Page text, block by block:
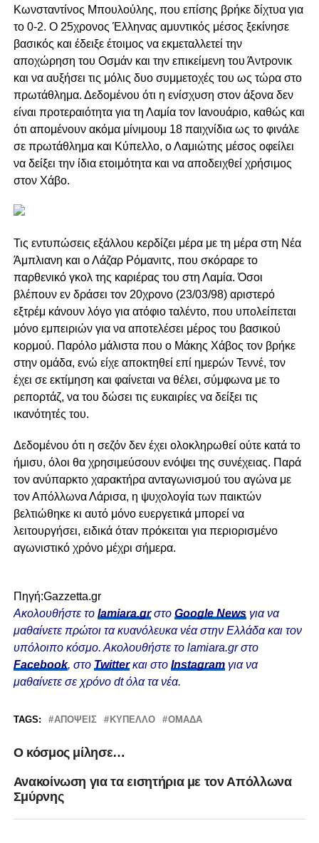
Κωνσταντίνος Μπουλούλης, που επίσης βρήκε δίχτυα για
το 0-2. Ο 25χρονος Έλληνας αμυντικός μέσος ξεκίνησε
βασικός και έδειξε έτοιμος να εκμεταλλετεί την
αποχώρηση του Οσμάν και την επικείμενη του Άντρονικ
και να αυξήσει τις μόλις δυο συμμετοχές του ως τώρα στο
πρωτάθλημα. Δεδομένου ότι η ενίσχυση στον άξονα δεν
είναι προτεραιότητα για τη Λαμία τον Ιανουάριο, καθώς και
ότι απομένουν ακόμα μίνιμουμ 18 παιχνίδια ως το φινάλε
σε πρωτάθλημα και Κύπελλο, ο Λαμιώτης μέσος οφείλει
να δείξει την ίδια ετοιμότητα και να αποδειχθεί χρήσιμος
στον Χάβο.
Τις εντυπώσεις εξάλλου κερδίζει μέρα με τη μέρα στη Νέα
Άμπλιανη και ο Λάζαρ Ρόμανιτς, που σκόραρε το
παρθενικό γκολ της καριέρας του στη Λαμία. Όσοι
βλέπουν εν δράσει τον 20χρονο (23/03/98) αριστερό
εξτρέμ κάνουν λόγο για ατόφιο ταλέντο, που υπολείπεται
μόνο εμπειριών για να αποτελέσει μέρος του βασικού
κορμού. Παρόλο μάλιστα που ο Μάκης Χάβος τον βρήκε
στην ομάδα, ενώ είχε αποκτηθεί επί ημερών Τεννέ, τον
έχει σε εκτίμηση και φαίνεται να θέλει, σύμφωνα με το
ρεπορτάζ, να του δώσει τις ευκαιρίες να δείξει τις
ικανότητές του.
Δεδομένου ότι η σεζόν δεν έχει ολοκληρωθεί ούτε κατά το
ήμισυ, όλοι θα χρησιμεύσουν ενόψει της συνέχειας. Παρά
τον ανύπαρκτο χαρακτήρα ανταγωνισμού του αγώνα με
τον Απόλλωνα Λάρισα, η ψυχολογία των παικτών
βελτιώθηκε κι αυτό μόνο ευεργετικά μπορεί να
λειτουργήσει, ειδικά όταν πρόκειται για περιορισμένο
αγωνιστικό χρόνο μέχρι σήμερα.
Πηγή:Gazzetta.gr
Ακολουθήστε το lamiara.grστο Google Newsγια να
μαθαίνετε πρώτοι τα κυανόλευκα νέα στην Ελλάδα και τον
υπόλοιπο κόσμο. Ακολουθήστε το lamiara.gr στο
Facebook, στο Twitterκαι στο Instagram για να
μαθαίνετε σε χρόνο dt όλα τα νέα.
TAGS: ΑΠΌΨΕΙΣ ΚΎΠΕΛΛΟ ΟΜΆΔΑ
O κόσμος μίλησε…
Ανακοίνωση για τα εισητήρια με τον Απόλλωνα
Σμύρνης